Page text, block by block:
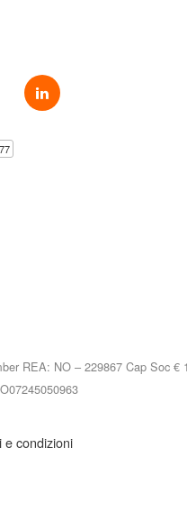
REA: NO – 229867 Cap Soc €
e condizioni